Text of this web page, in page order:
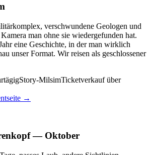
verschwundene Geologen und
man ohne sie wiedergefunden hat.
eine Geschichte, in der man wirklich
unser Format. Wir reisen als geschlossener
Story-MilsimTicketverkauf über
→
— Oktober